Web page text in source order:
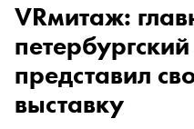
VRмитаж:
представил
выставку